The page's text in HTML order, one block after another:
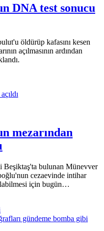
DNA test sonucu
öldürüp kafasını kesen
açılmasının ardından
mezarından
Beşiktaş'ta bulunan Münevver
cezaevinde intihar
için bugün…